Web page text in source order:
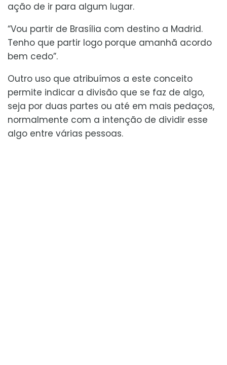
ação de ir para algum lugar.
“Vou partir de Brasília com destino a Madrid.
Tenho que partir logo porque amanhã acordo
bem cedo”.
Outro uso que atribuímos a este conceito
permite indicar a divisão que se faz de algo,
seja por duas partes ou até em mais pedaços,
normalmente com a intenção de dividir esse
algo entre várias pessoas.